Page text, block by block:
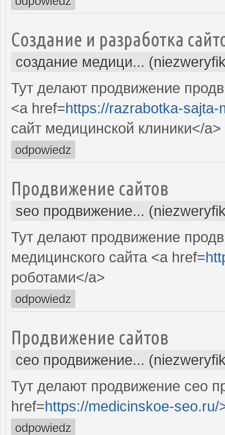
Создание и разработка
создание медици...
Тут делают продвижение
<a href=https://razrabotka-
сайт медицинской клиники</a>
odpowiedz
Продвижение сайтов
seo продвижение...
Тут делают продвижение
медицинского сайта <a href=
роботами</a>
odpowiedz
Продвижение сайтов
сео продвижение...
Тут делают продвижение сео
href=https://medicinskoe-seo.ru/
odpowiedz